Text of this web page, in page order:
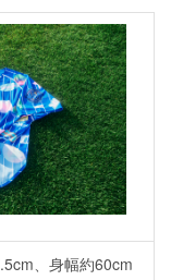
、身幅約60cm